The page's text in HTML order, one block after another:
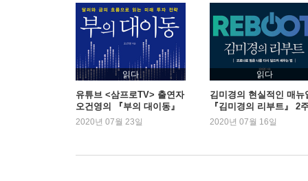
16강 조선 전기(정치)
17강 조선(조직)
18강 조선 전기(외교)
19강 조선 전기(경제, 사회)
20강 조선 전기(문화 1)
21강 조선 전기(문화 2)
읽다
유튜브 <삼프로TV> 출연자
오건영의 『부의 대이동』
새로운 1위
2020년 07월 23일
읽다
김미경의 현실적인 매뉴
『김미경의 리부트』 2
연속 1위
2020년 07월 16일